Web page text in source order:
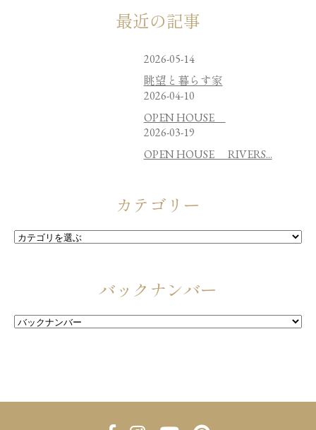
最近の記事
2026-05-14
眺望と暮らす家
2026-04-10
OPEN HOUSE
2026-03-19
OPEN HOUSE RIVERS...
カテゴリー
バックナンバー